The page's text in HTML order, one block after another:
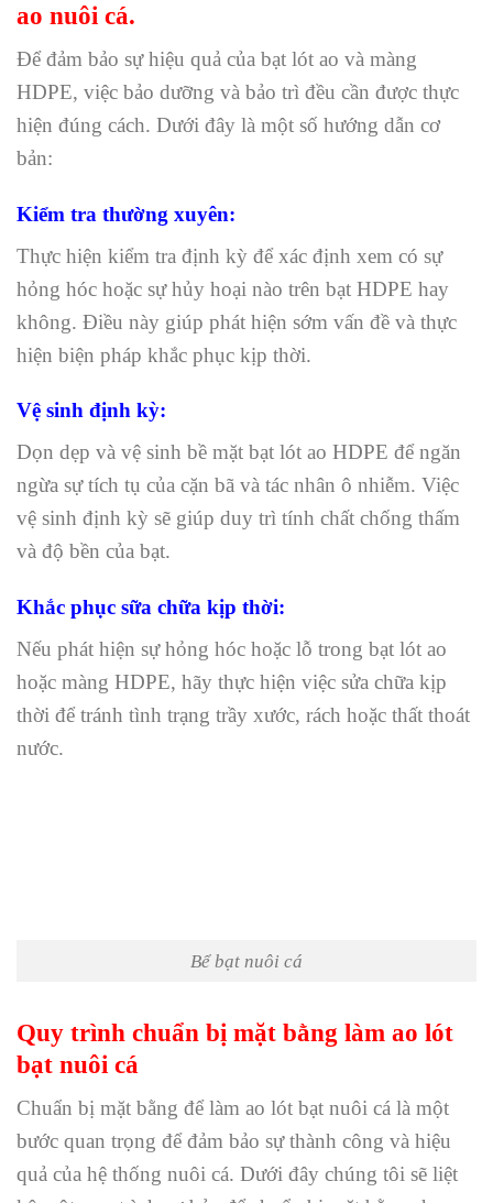
ao nuôi cá.
Để đảm bảo sự hiệu quả của bạt lót ao và màng
HDPE, việc bảo dưỡng và bảo trì đều cần được thực
hiện đúng cách. Dưới đây là một số hướng dẫn cơ
bản:
Kiểm tra thường xuyên:
Thực hiện kiểm tra định kỳ để xác định xem có sự
hỏng hóc hoặc sự hủy hoại nào trên bạt HDPE hay
không. Điều này giúp phát hiện sớm vấn đề và thực
hiện biện pháp khắc phục kịp thời.
Vệ sinh định kỳ:
Dọn dẹp và vệ sinh bề mặt bạt lót ao HDPE để ngăn
ngừa sự tích tụ của cặn bã và tác nhân ô nhiễm. Việc
vệ sinh định kỳ sẽ giúp duy trì tính chất chống thấm
và độ bền của bạt.
Khắc phục sữa chữa kịp thời:
Nếu phát hiện sự hỏng hóc hoặc lỗ trong bạt lót ao
hoặc màng HDPE, hãy thực hiện việc sửa chữa kịp
thời để tránh tình trạng trầy xước, rách hoặc thất thoát
nước.
Bể bạt nuôi cá
Quy trình chuẩn bị mặt bằng làm ao lót
bạt nuôi cá
Chuẩn bị mặt bằng để làm ao lót bạt nuôi cá là một
bước quan trọng để đảm bảo sự thành công và hiệu
quả của hệ thống nuôi cá. Dưới đây chúng tôi sẽ liệt